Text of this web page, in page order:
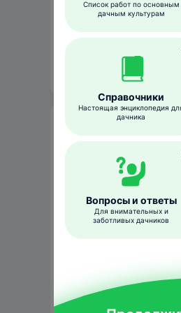
со светло- до
мучнистым
длится 8–21 день в
Гусеница
Список работ по основным
дачным культурам
Справочники
Настоящая энциклопедия
дачника
Вопросы и ответы
Для внимательных и
заботливых дачников